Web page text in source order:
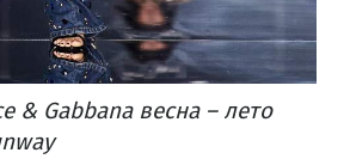
& Gabbana весна – лето